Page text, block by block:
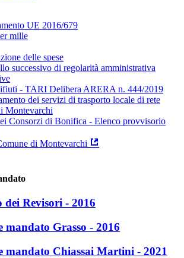
UE 2016/679
mille
delle spese
successivo di regolarità amministrativa
- TARI Delibera ARERA n. 444/2019
dei servizi di trasporto locale di rete
Montevarchi
Consorzi di Bonifica - Elenco provvisorio
di Montevarchi
dei Revisori - 2016
mandato Grasso - 2016
mandato Chiassai Martini - 2021